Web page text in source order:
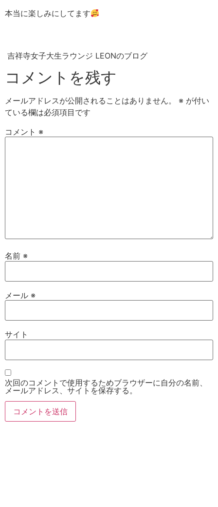
本当に楽しみにしてます
吉祥寺女子大生ラウンジ LEONのブログ
コメントを残す
メールアドレスが公開されることはありません。 ※ が付い
ている欄は必須項目です
コメント ※
名前 ※
メール ※
サイト
次回のコメントで使用するためブラウザーに自分の名前、
メールアドレス、サイトを保存する。